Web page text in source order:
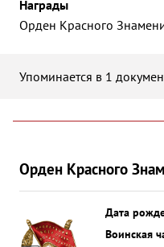
Награды
Орден Красного
Упоминается в 1
Орден Красного
Дата
Воинская